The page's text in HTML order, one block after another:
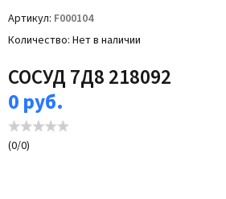
Артикул F000104
Количество Нет в наличии
СОСУД 7Д8 218092
0руб.
(0/0)